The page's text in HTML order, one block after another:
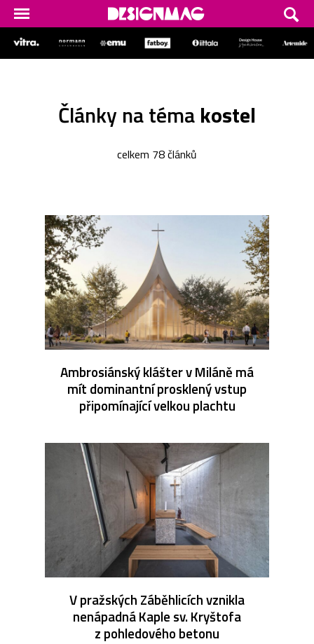
Články na témakostel
celkem 78 článků
Ambrosiánský klášter v Miláně má
mít dominantní prosklený vstup
připomínající velkou plachtu
V pražských Záběhlicích vznikla
nenápadná Kaple sv. Kryštofa
z pohledového betonu